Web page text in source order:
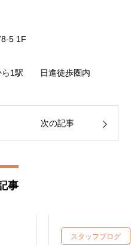
5 1F
ら1駅 日進徒歩圏内
次の記事
事
スタッフブログ